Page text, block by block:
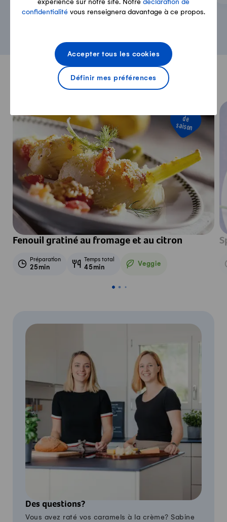
expérience sur notre site. Notre déclaration de
confidentialité vous renseignera davantage à ce propos.
Définir mes préférences
Accepter tous les cookies
Pour continuer de vous régaler
de
saison
Fenouil gratiné au fromage et au citron
Préparation
25min
Temps total
45min Veggie
Veggie
Des questions?
Vous avez raté vos caramels à la crème? Sabine